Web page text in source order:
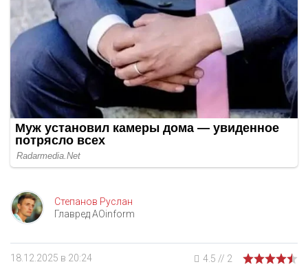
Степанов Руслан
Главред AOinform
18.12.2025 в 20:24 4.5 // 2